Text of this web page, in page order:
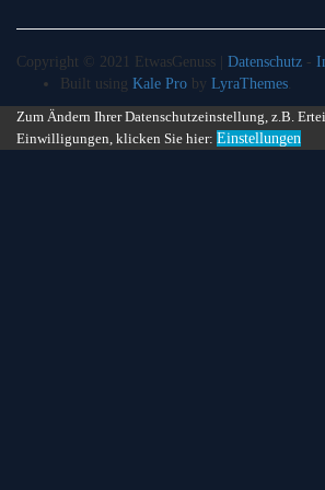
Copyright © 2021 EtwasGenuss | Datenschutz -
Built using Kale Pro by LyraThemes
Zum Ändern Ihrer Datenschutzeinstellung, z.B.
Einwilligungen, klicken Sie hier: Einstellungen